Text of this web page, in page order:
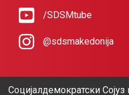
/SDSMtube
@sdsmakedonija
Социјалдемократски